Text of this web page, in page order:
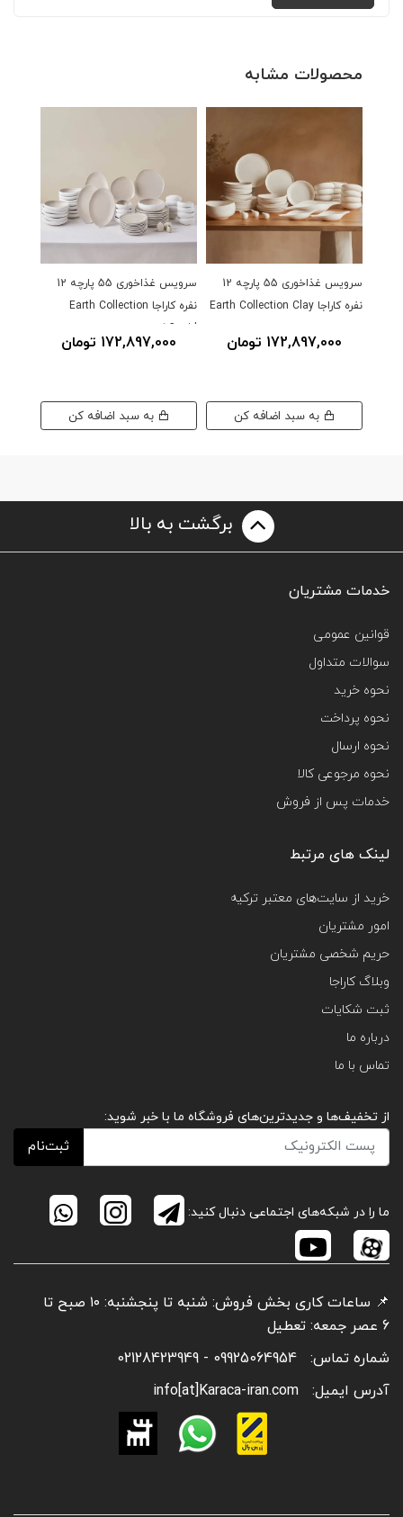
محصولات مشابه
سرویس غذاخوری 55 پارچه 12
نفره کاراجا Earth Collection Clay
172,897,000 تومان
سرویس غذاخوری 55 پارچه 12
نفره کاراجا Earth Collection
Cupid کرم
172,897,000 تومان
برگشت به بالا
خدمات مشتریان
قوانین عمومی
سوالات متداول
نحوه خرید
نحوه پرداخت
نحوه ارسال
نحوه مرجوعی کالا
خدمات پس از فروش
لینک های مرتبط
خرید از سایت‌های معتبر ترکیه
امور مشتریان
حریم شخصی مشتریان
وبلاگ کاراجا
ثبت شکایات
درباره ما
تماس با ما
از تخفیف‌ها و جدیدترین‌های فروشگاه ما با خبر شوید:
ثبت‌نام
ما را در شبکه‌های اجتماعی دنبال کنید:
📌 ساعات کاری بخش فروش: شنبه تا پنجشنبه: ۱۰ صبح تا
6 عصر جمعه: تعطیل
شماره تماس:
09925064954 - 02128423949
آدرس ایمیل:
info[at]Karaca-iran.com